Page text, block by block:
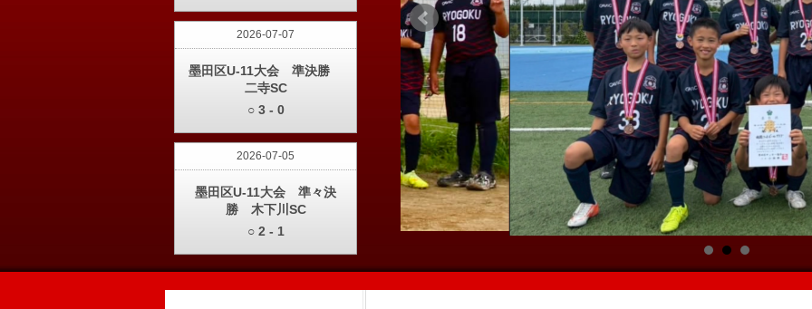
2026-07-07
墨田区U-11大会 準決勝
二寺SC
○ 3 - 0
2026-07-05
墨田区U-11大会 準々決
勝 木下川SC
○ 2 - 1